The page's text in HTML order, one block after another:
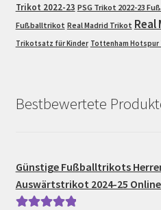
Trikot 2022-23 PSG Trikot 2022-23
Fußballtrikot Real Madrid Trikot Real
Trikotsatz für Kinder Tottenham
Bestbewertete
Günstige Fußballtrikots
Auswärtstrikot 2024-25